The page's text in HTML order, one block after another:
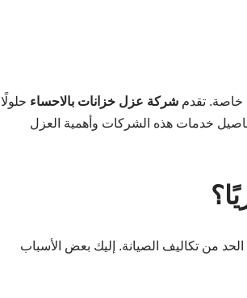
خاصة. تقدم شركة عزل خزانات بالاحساء حلولًا
خدمات هذه الشركات وأهمية العزل
من تكاليف الصيانة. إليك بعض الأسباب